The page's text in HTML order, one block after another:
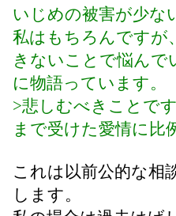
いじめの被害が少な
私はもちろんですが
きないことで悩んで
に物語っています。
>悲しむべきことで
まで受けた愛情に比
これは以前公的な相
します。